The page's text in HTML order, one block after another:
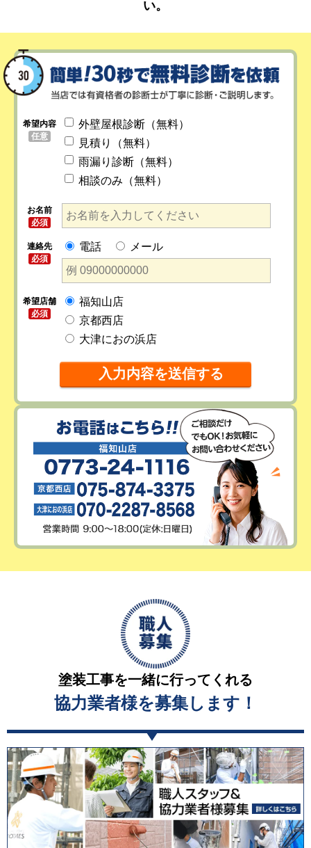
い。
希望内容
任意
外壁屋根診断（無料）
見積り（無料）
雨漏り診断（無料）
相談のみ（無料）
お名前
必須
連絡先
必須
電話 メール
希望店舗
必須
福知山店
京都西店
大津におの浜店
塗装工事を一緒に行ってくれる
協力業者様を募集します！